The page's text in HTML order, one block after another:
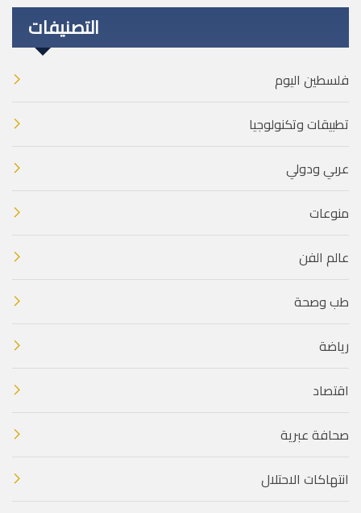
التصنيفات
فلسطين اليوم
تطبيقات وتكنولوجيا
عربي ودولي
منوعات
عالم الفن
طب وصحة
رياضة
اقتصاد
صحافة عبرية
انتهاكات الاحتلال